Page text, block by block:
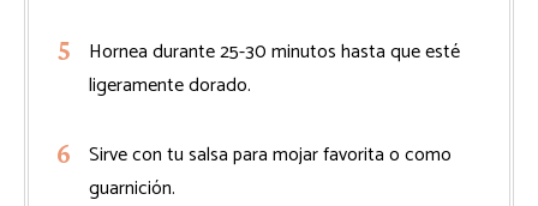
Hornea durante 25-30 minutos hasta que esté
ligeramente dorado.
Sirve con tu salsa para mojar favorita o como
guarnición.